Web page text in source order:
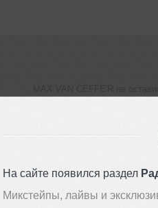
На сайте появился раздел
Микстейпы, лайвы и